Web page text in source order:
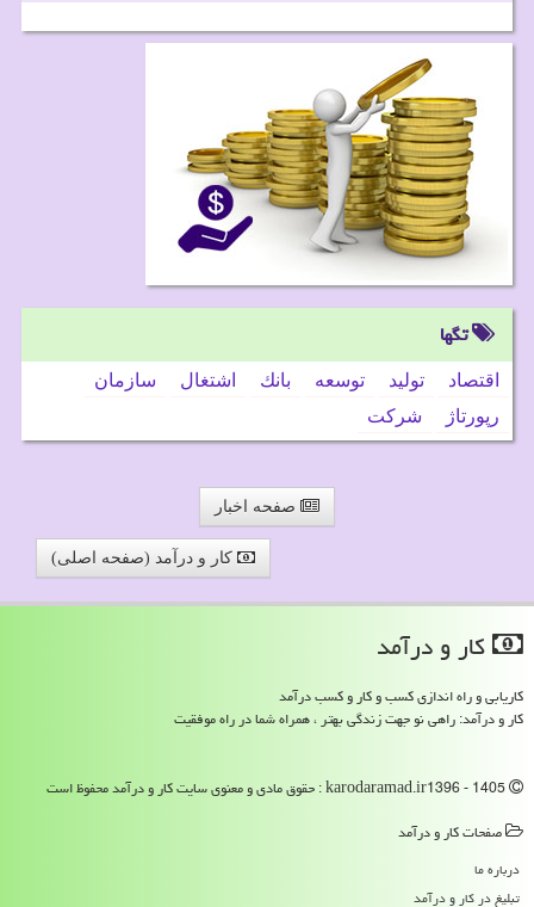
تگها
اقتصاد تولید توسعه بانك اشتغال
سازمان
رپورتاژ
شركت
صفحه اخبار
کار و درآمد (صفحه اصلی)
كار و درآمد
کاریابی و راه اندازی کسب و کار و کسب درآمد
کار و درآمد: راهی نو جهت زندگی بهتر ، همراه شما در راه موفقیت
صفحات كار و درآمد
درباره ما
تبلیغ در كار و درآمد